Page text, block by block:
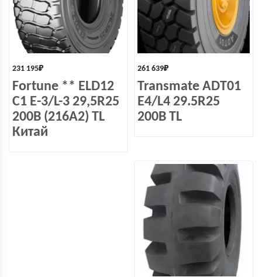
231 195₽
Fortune ** ELD12
C1 E-3/L-3 29,5R25
200B (216A2) TL
Китай
261 639₽
Transmate ADT01
E4/L4 29.5R25
200B TL